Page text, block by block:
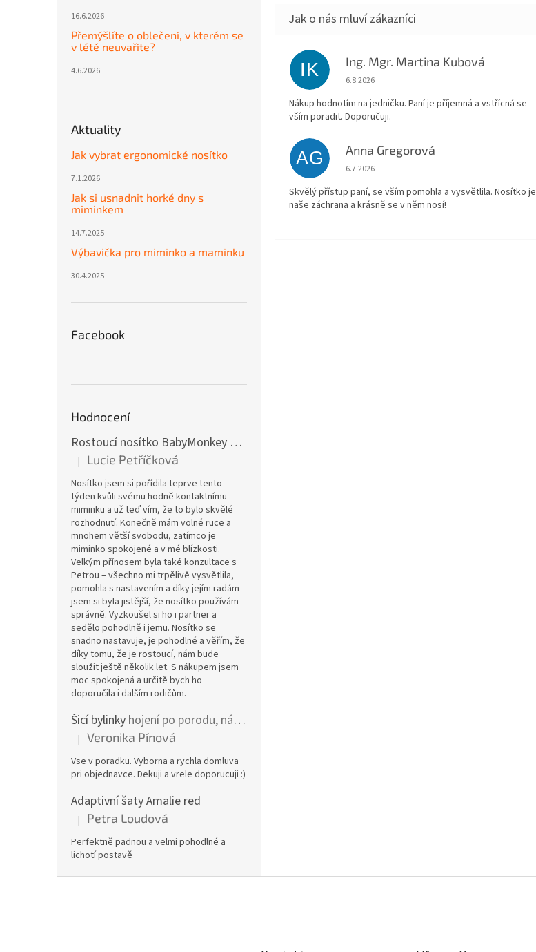
16.6.2026
Přemýšlíte o oblečení, v kterém se
v létě neuvaříte?
4.6.2026
Aktuality
Jak vybrat ergonomické nosítko
7.1.2026
Jak si usnadnit horké dny s
miminkem
14.7.2025
Výbavička pro miminko a maminku
30.4.2025
Facebook
Hodnocení
Rostoucí nosítko BabyMonkey Original Essential - khaki zelené
Hodnocení produktu je 5 z 5 hvězdiček.
| Lucie Petříčková
Nosítko jsem si pořídila teprve tento
týden kvůli svému hodně kontaktnímu
miminku a už teď vím, že to bylo skvělé
rozhodnutí. Konečně mám volné ruce a
mnohem větší svobodu, zatímco je
miminko spokojené a v mé blízkosti.
Velkým přínosem byla také konzultace s
Petrou – všechno mi trpělivě vysvětlila,
pomohla s nastavením a díky jejím radám
jsem si byla jistější, že nosítko používám
správně. Vyzkoušel si ho i partner a
sedělo pohodlně i jemu. Nosítko se
snadno nastavuje, je pohodlné a věřím, že
díky tomu, že je rostoucí, nám bude
sloužit ještě několik let. S nákupem jsem
moc spokojená a určitě bych ho
doporučila i dalším rodičům.
Šicí bylinky hojení po porodu, nástřih a jizvy
Hodnocení produktu je 5 z 5 hvězdiček.
| Veronika Pínová
Vse v poradku. Vyborna a rychla domluva
pri objednavce. Dekuji a vrele doporucuji :)
Adaptivní šaty Amalie red
Hodnocení produktu je 5 z 5 hvězdiček.
| Petra Loudová
Perfektně padnou a velmi pohodlné a
lichotí postavě
IK Ing. Mgr. Martina Kubová
Hodnocení obchodu je 5 z 5 hvězdiček.
6.8.2026
Nákup hodnotím na jedničku. Paní je příjemná a vstřícná se
vším poradit. Doporučuji.
AG Anna Gregorová
Hodnocení obchodu je 5 z 5 hvězdiček.
6.7.2026
Skvělý přístup paní, se vším pomohla a vysvětlila. Nosítko je
naše záchrana a krásně se v něm nosí!